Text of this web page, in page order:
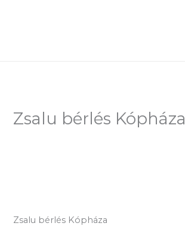
Zsalu bérlés Kópháza
Zsalu bérlés Kópháza